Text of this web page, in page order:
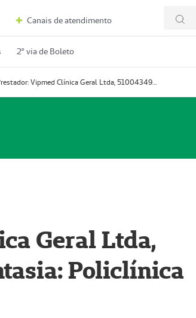
Canais de atendimento
2º via de Boleto
Prestador: Vipmed Clínica Geral Ltda, 51004349-0 (Nome Fantasia: Policlínica Master)
Geral Ltda,
Policlínica